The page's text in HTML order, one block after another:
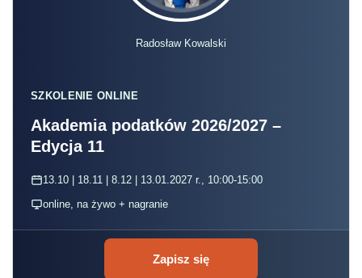
Radosław Kowalski
SZKOLENIE ONLINE
Akademia podatków 2026/2027 –
Edycja 11
13.10 | 18.11 | 8.12 | 13.01.2027 r., 10:00-15:00
online, na żywo + nagranie
Zapisz się